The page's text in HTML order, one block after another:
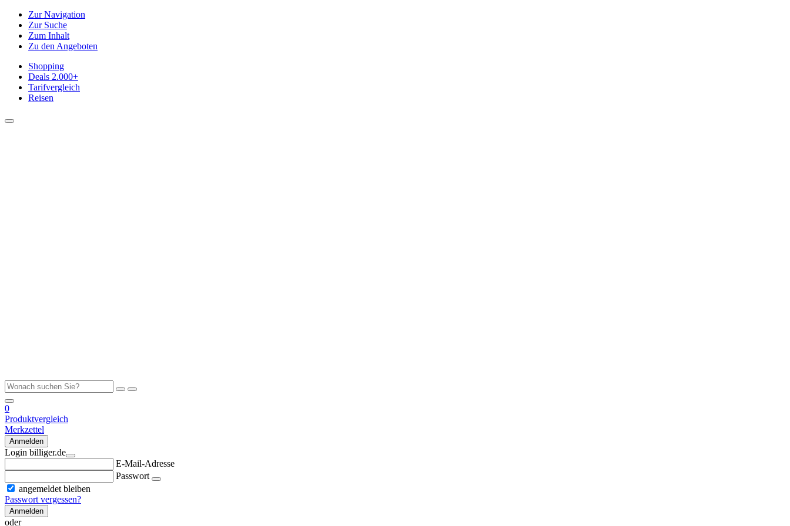
Zur Navigation
Zur Suche
Zum Inhalt
Zu den Angeboten
Shopping
Deals 2.000+
Tarifvergleich
Reisen
0
Produktvergleich
Merkzettel
Anmelden
Login billiger.de
E-Mail-Adresse
Passwort
angemeldet bleiben
Passwort vergessen?
Anmelden
oder